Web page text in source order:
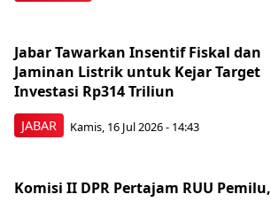
JABAR
Jabar Tawarkan Insentif Fiskal dan
Jaminan Listrik untuk Kejar Target
Investasi Rp314 Triliun
Kamis, 16 Jul 2026 - 14:43
Komisi II DPR Pertajam RUU Pemilu,